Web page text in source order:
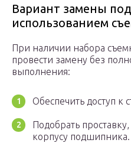
Вариант замены
использованием
При наличии набора
провести замену без
выполнения:
Обеспечить доступ к
Подобрать
корпусу подшипника.